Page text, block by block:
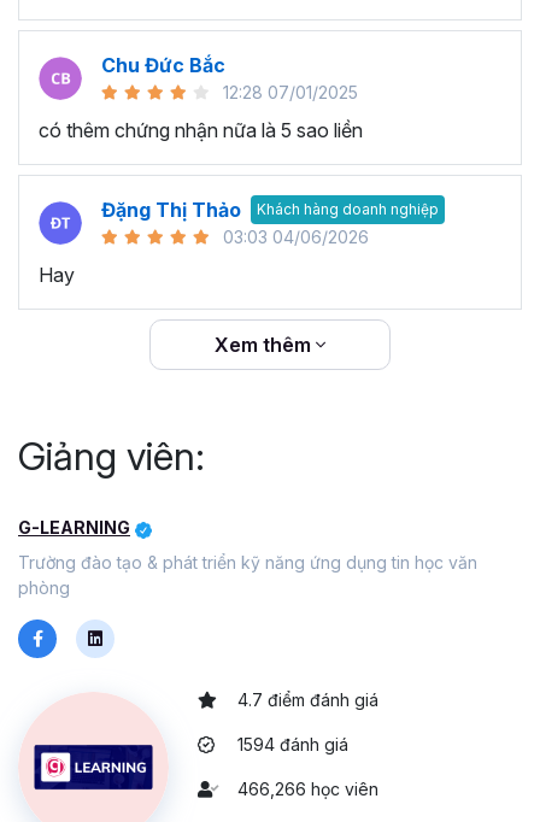
Chu Đức Bắc
12:28 07/01/2025
có thêm chứng nhận nữa là 5 sao liền
Đặng Thị Thảo Khách hàng doanh nghiệp
03:03 04/06/2026
Hay
Xem thêm
Giảng viên:
G-LEARNING
Trường đào tạo & phát triển kỹ năng ứng dụng tin học văn
phòng
4.7 điểm đánh giá
1594 đánh giá
466,266 học viên